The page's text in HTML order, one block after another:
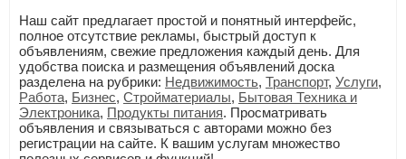
Наш сайт предлагает простой и понятный интерфейс,
полное отсутствие рекламы, быстрый доступ к
объявлениям, свежие предложения каждый день. Для
удобства поиска и размещения объявлений доска
разделена на рубрики: Недвижимость, Транспорт, Услуги,
Работа, Бизнес, Стройматериалы, Бытовая Техника и
Электроника, Продукты питания. Просматривать
объявления и связываться с авторами можно без
регистрации на сайте. К вашим услугам множество